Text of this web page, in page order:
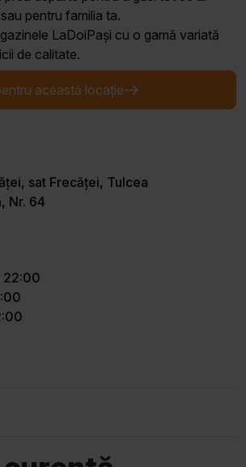
pentru familia ta.
LaDoiPași cu o gamă variată
de calitate.
această locație
sat Frecăței, Tulcea
Nr. 64
22:00